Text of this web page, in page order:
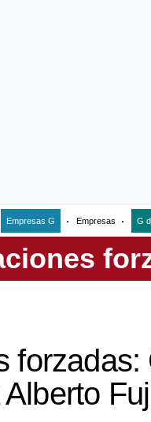
Empresas G Empresas G